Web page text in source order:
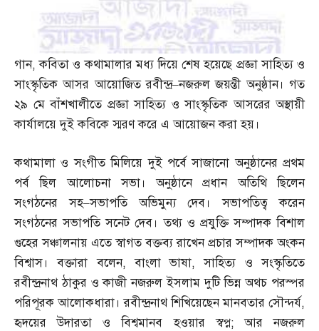
গান,কবিতা ও কথামালার মধ্য দিয়ে শেষ হয়েছে প্রজ্ঞা সাহিত্য ও
সাংস্কৃতিক আসর আয়োজিত রবীন্দ্র–নজরুল জয়ন্তী অনুষ্ঠান। গত
২৯ মে বাঁশখালীতে প্রজ্ঞা সাহিত্য ও সাংস্কৃতিক আসরের অস্থায়ী
কার্যালয়ে দুই কবিকে স্মরণ করে এ আয়োজন করা হয়।
কথামালা ও সংগীত মিলিয়ে দুই পর্বে সাজানো অনুষ্ঠানের প্রথম
পর্ব ছিল আলোচনা সভা। অনুষ্ঠানে প্রধান অতিথি ছিলেন
সংগঠনের সহ–সভাপতি অভিমুন্য দেব। সভাপতিত্ব করেন
সংগঠনের সভাপতি সনেট দেব। তথ্য ও প্রযুক্তি সম্পাদক বিশাল
গুহের সঞ্চালনায় এতে স্বাগত বক্তব্য রাখেন প্রচার সম্পাদক অংকন
বিশ্বাস। বক্তারা বলেন,বাংলা ভাষা,সাহিত্য ও সংস্কৃতিতে
রবীন্দ্রনাথ ঠাকুর ও কাজী নজরুল ইসলাম দুটি ভিন্ন অথচ পরস্পর
পরিপূরক আলোকধারা। রবীন্দ্রনাথ শিখিয়েছেন মানবতার সৌন্দর্য,
হৃদয়ের উদারতা ও বিশ্বমানব হওয়ার স্বপ্ন;আর নজরুল